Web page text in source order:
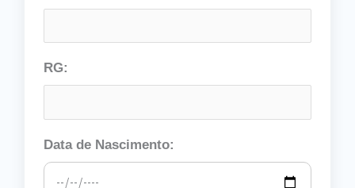
RG:
Data de Nascimento: